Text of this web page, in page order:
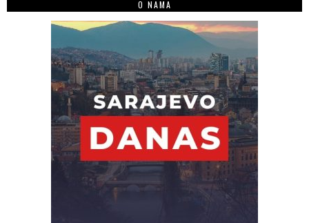
O NAMA